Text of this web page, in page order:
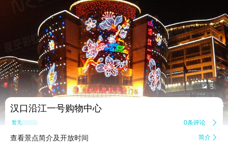
 5
汉口沿江一号购物中心
暂无点评 0条评论 
查看景点简介及开放时间 简介 